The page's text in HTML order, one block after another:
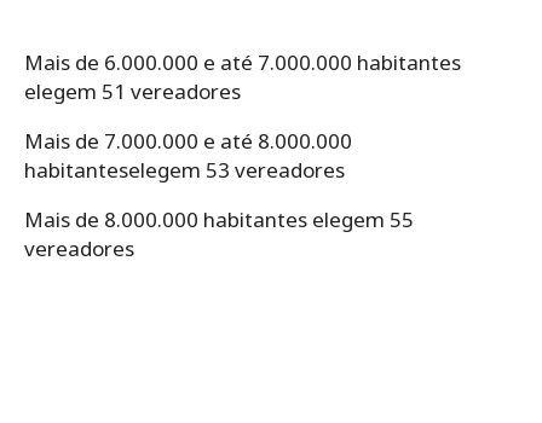
Mais de 6.000.000 e até 7.000.000 habitantes
elegem 51 vereadores
Mais de 7.000.000 e até 8.000.000
habitanteselegem 53 vereadores
Mais de 8.000.000 habitantes elegem 55
vereadores